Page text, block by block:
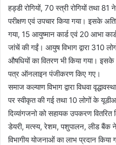
हड्डी रोगियों, 70 स्त्री रोगियों तथा
परीक्षण एवं उपचार किया गया। इसके
गया, 15 आयुष्मान कार्ड एवं 20 आभा
जांचें की गईं। आयुष विभाग द्वारा 310
औषधियों का वितरण भी किया गया।
पत्र ऑनलाइन पंजीकरण किए गए।
समाज कल्याण विभाग द्वारा विधवा
पर स्वीकृत की गई तथा 10 लोगों के
दिव्यांगजनो को सहायक उपकरण वितरित
डेयरी, मत्स्य, रेशम, पशुपालन, लीड बैंक
विभागीय योजनाओं का लाभ प्रदान किया